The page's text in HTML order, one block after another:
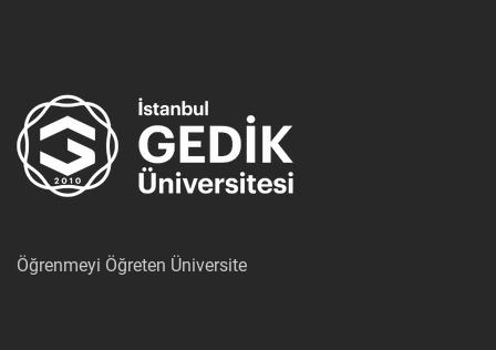
Öğrenmeyi Öğreten Üniversite